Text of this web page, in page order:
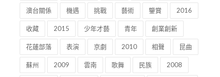
澳台關係 機遇 挑戰 藝術 鑒賞 2016
收藏 2015 少年才藝 青年 創業創新
花蓮部落 表演 京劇 2010 相聲 昆曲
蘇州 2009 雲南 歌舞 民族 2008